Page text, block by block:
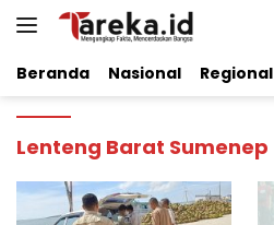
Beranda Nasional Regional
Lenteng Barat Sumenep